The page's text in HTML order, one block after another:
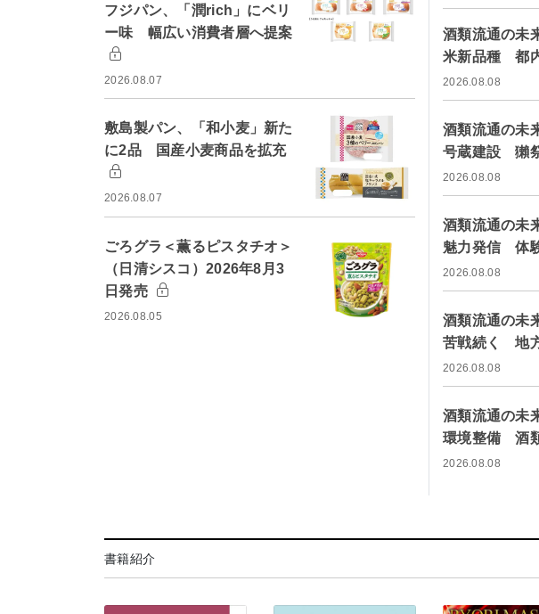
フジパン、「潤rich」にベリ
ー味 幅広い消費者層へ提案
2026.08.07
敷島製パン、「和小麦」新た
に2品 国産小麦商品を拡充
2026.08.07
ごろグラ＜薫るピスタチオ＞
（日清シスコ）2026年8月3
日発売
2026.08.05
酒類流通の未
米新品種 都
2026.08.08
酒類流通の未
号蔵建設 獺
2026.08.08
酒類流通の未
魅力発信 体
2026.08.08
酒類流通の未
苦戦続く 地
2026.08.08
酒類流通の未
環境整備 酒
2026.08.08
書籍紹介